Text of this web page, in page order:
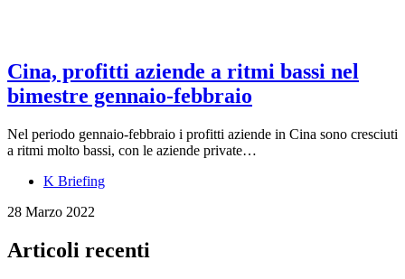
Cina, profitti aziende a ritmi bassi nel
bimestre gennaio-febbraio
Nel periodo gennaio-febbraio i profitti aziende in Cina sono cresciuti
a ritmi molto bassi, con le aziende private…
K Briefing
28 Marzo 2022
Articoli recenti